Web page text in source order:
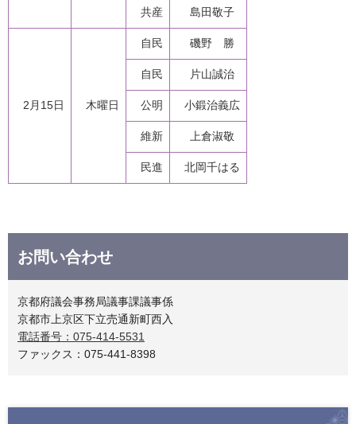
共産 島田敬子
2月15日 木曜日
自民 磯野 勝
自民 片山誠治
公明 小鍛治義広
維新 上倉淑敬
民進 北岡千はる
お問い合わせ
京都府議会事務局議事課議事係
京都市上京区下立売通新町西入
電話番号：075-414-5531
ファックス：075-441-8398